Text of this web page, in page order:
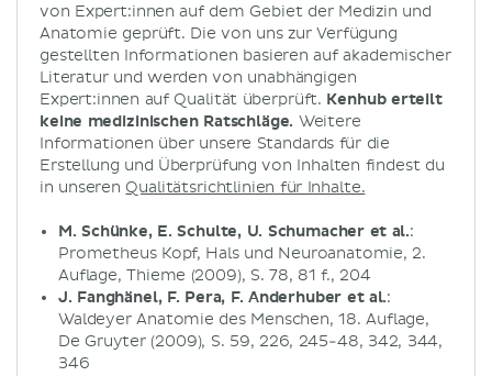
von Expert:innen auf dem Gebiet der Medizin und
Anatomie geprüft. Die von uns zur Verfügung
gestellten Informationen basieren auf akademischer
Literatur und werden von unabhängigen
Expert:innen auf Qualität überprüft. Kenhub erteilt
keine medizinischen Ratschläge. Weitere
Informationen über unsere Standards für die
Erstellung und Überprüfung von Inhalten findest du
in unseren Qualitätsrichtlinien für Inhalte.
M. Schünke, E. Schulte, U. Schumacher et al.:
Prometheus Kopf, Hals und Neuroanatomie, 2.
Auflage, Thieme (2009), S. 78, 81 f., 204
J. Fanghänel, F. Pera, F. Anderhuber et al.:
Waldeyer Anatomie des Menschen, 18. Auflage,
De Gruyter (2009), S. 59, 226, 245-48, 342, 344,
346